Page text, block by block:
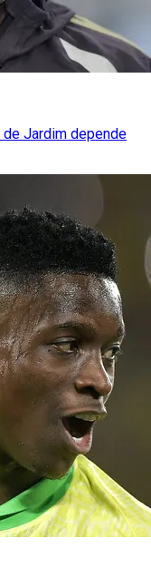
Jardim depende